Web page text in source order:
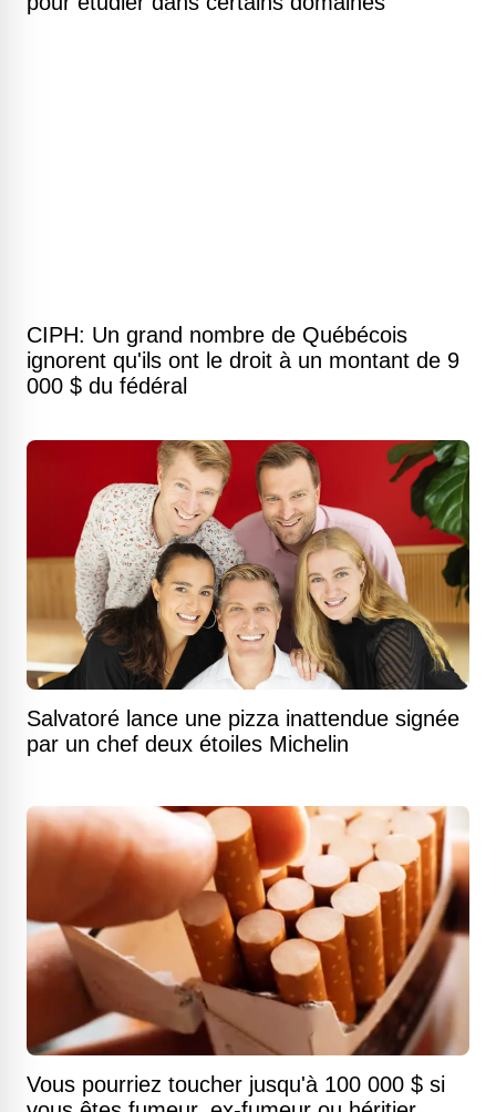
CIPH: Un grand nombre de Québécois
ignorent qu'ils ont le droit à un montant de 9
000 $ du fédéral
Salvatoré lance une pizza inattendue signée
par un chef deux étoiles Michelin
Vous pourriez toucher jusqu'à 100 000 $ si